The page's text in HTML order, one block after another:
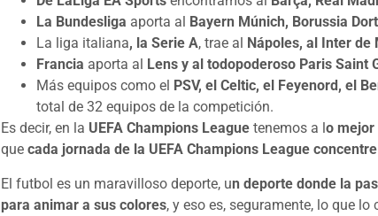
La Bundesliga aporta al
Bayern Múnich, Borussia
La liga italiana, la Serie A, trae al
Nápoles, al Inter de
Francia aporta al
Lens y al todopoderoso Paris Saint
Más equipos como el PSV, el Celtic, el Feyenord, el
total de 32 equipos de la competición.
Es decir, en la UEFA Champions League tenemos a l o mejor
que cada jornada de la UEFA Champions League
El futbol es un maravilloso deporte, un deporte donde la
para animar a sus colores, y eso es, seguramente, lo que